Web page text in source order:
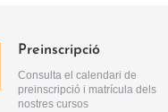
Preinscripció
Consulta el calendari de
preinscripció i matrícula dels
nostres cursos